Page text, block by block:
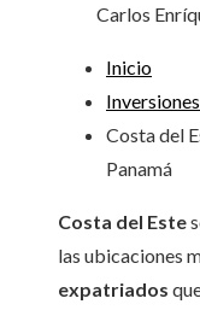
Carlos
Inicio
Costa del
Panamá
Costa del Este
las ubicaciones
expatriados